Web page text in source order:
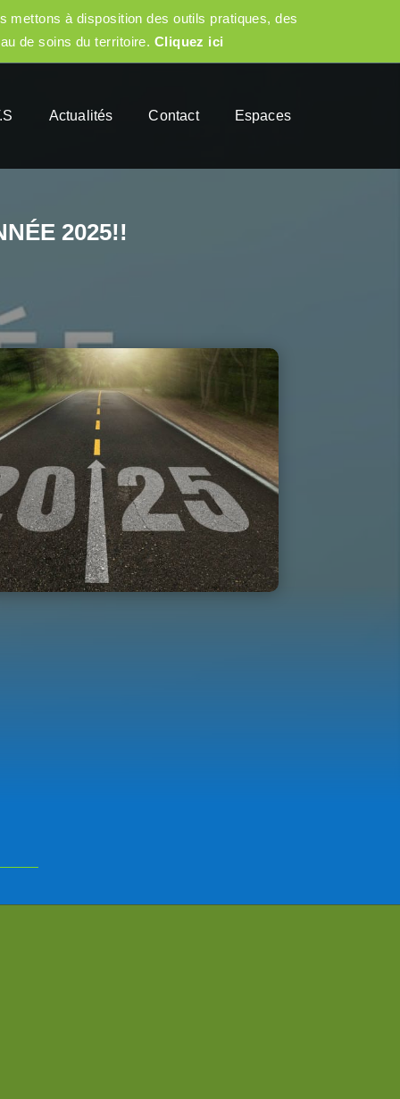
mettons à disposition des outils pratiques, des
de soins du territoire. Cliquez ici
Actualités Contact Espaces
2025!!